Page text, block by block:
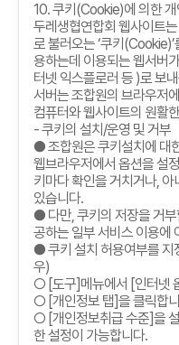
10.쿠키 (Cookie)에 의한
두레생협연합회 웹사이트
로 불러오는‘쿠키 (Cookie)’
용하는데 이용되는 웹서버
터넷 익스플로러 등 )로 보
서버는 조합원의 브라우저
컴퓨터와 웹사이트의 원활
-쿠키의 설치 /운영 및 거부
● 조합원은 쿠키설치에 대
웹브라우저에서 옵션을 설
키마다 확인을 거치거나, 아
있습니다.
● 다만,쿠키의 저장을 거
공하는 일부 서비스 이용에
● 쿠키 설치 허용여부를 지
우)
○ [도구]메뉴에서 [인터넷
○ [개인정보 탭]을 클릭합
○ [개인정보취급 수준]을
한 설정이 가능합니다.